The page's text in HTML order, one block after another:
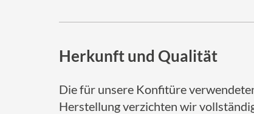
Herkunft und Qualität
Die für unsere Konfitüre
Herstellung verzichten wir